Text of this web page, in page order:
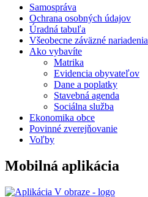
Samospráva
Ochrana osobných údajov
Úradná tabuľa
Všeobecne záväzné nariadenia
Ako vybavíte
Matrika
Evidencia obyvateľov
Dane a poplatky
Stavebná agenda
Sociálna služba
Ekonomika obce
Povinné zverejňovanie
Voľby
Mobilná aplikácia